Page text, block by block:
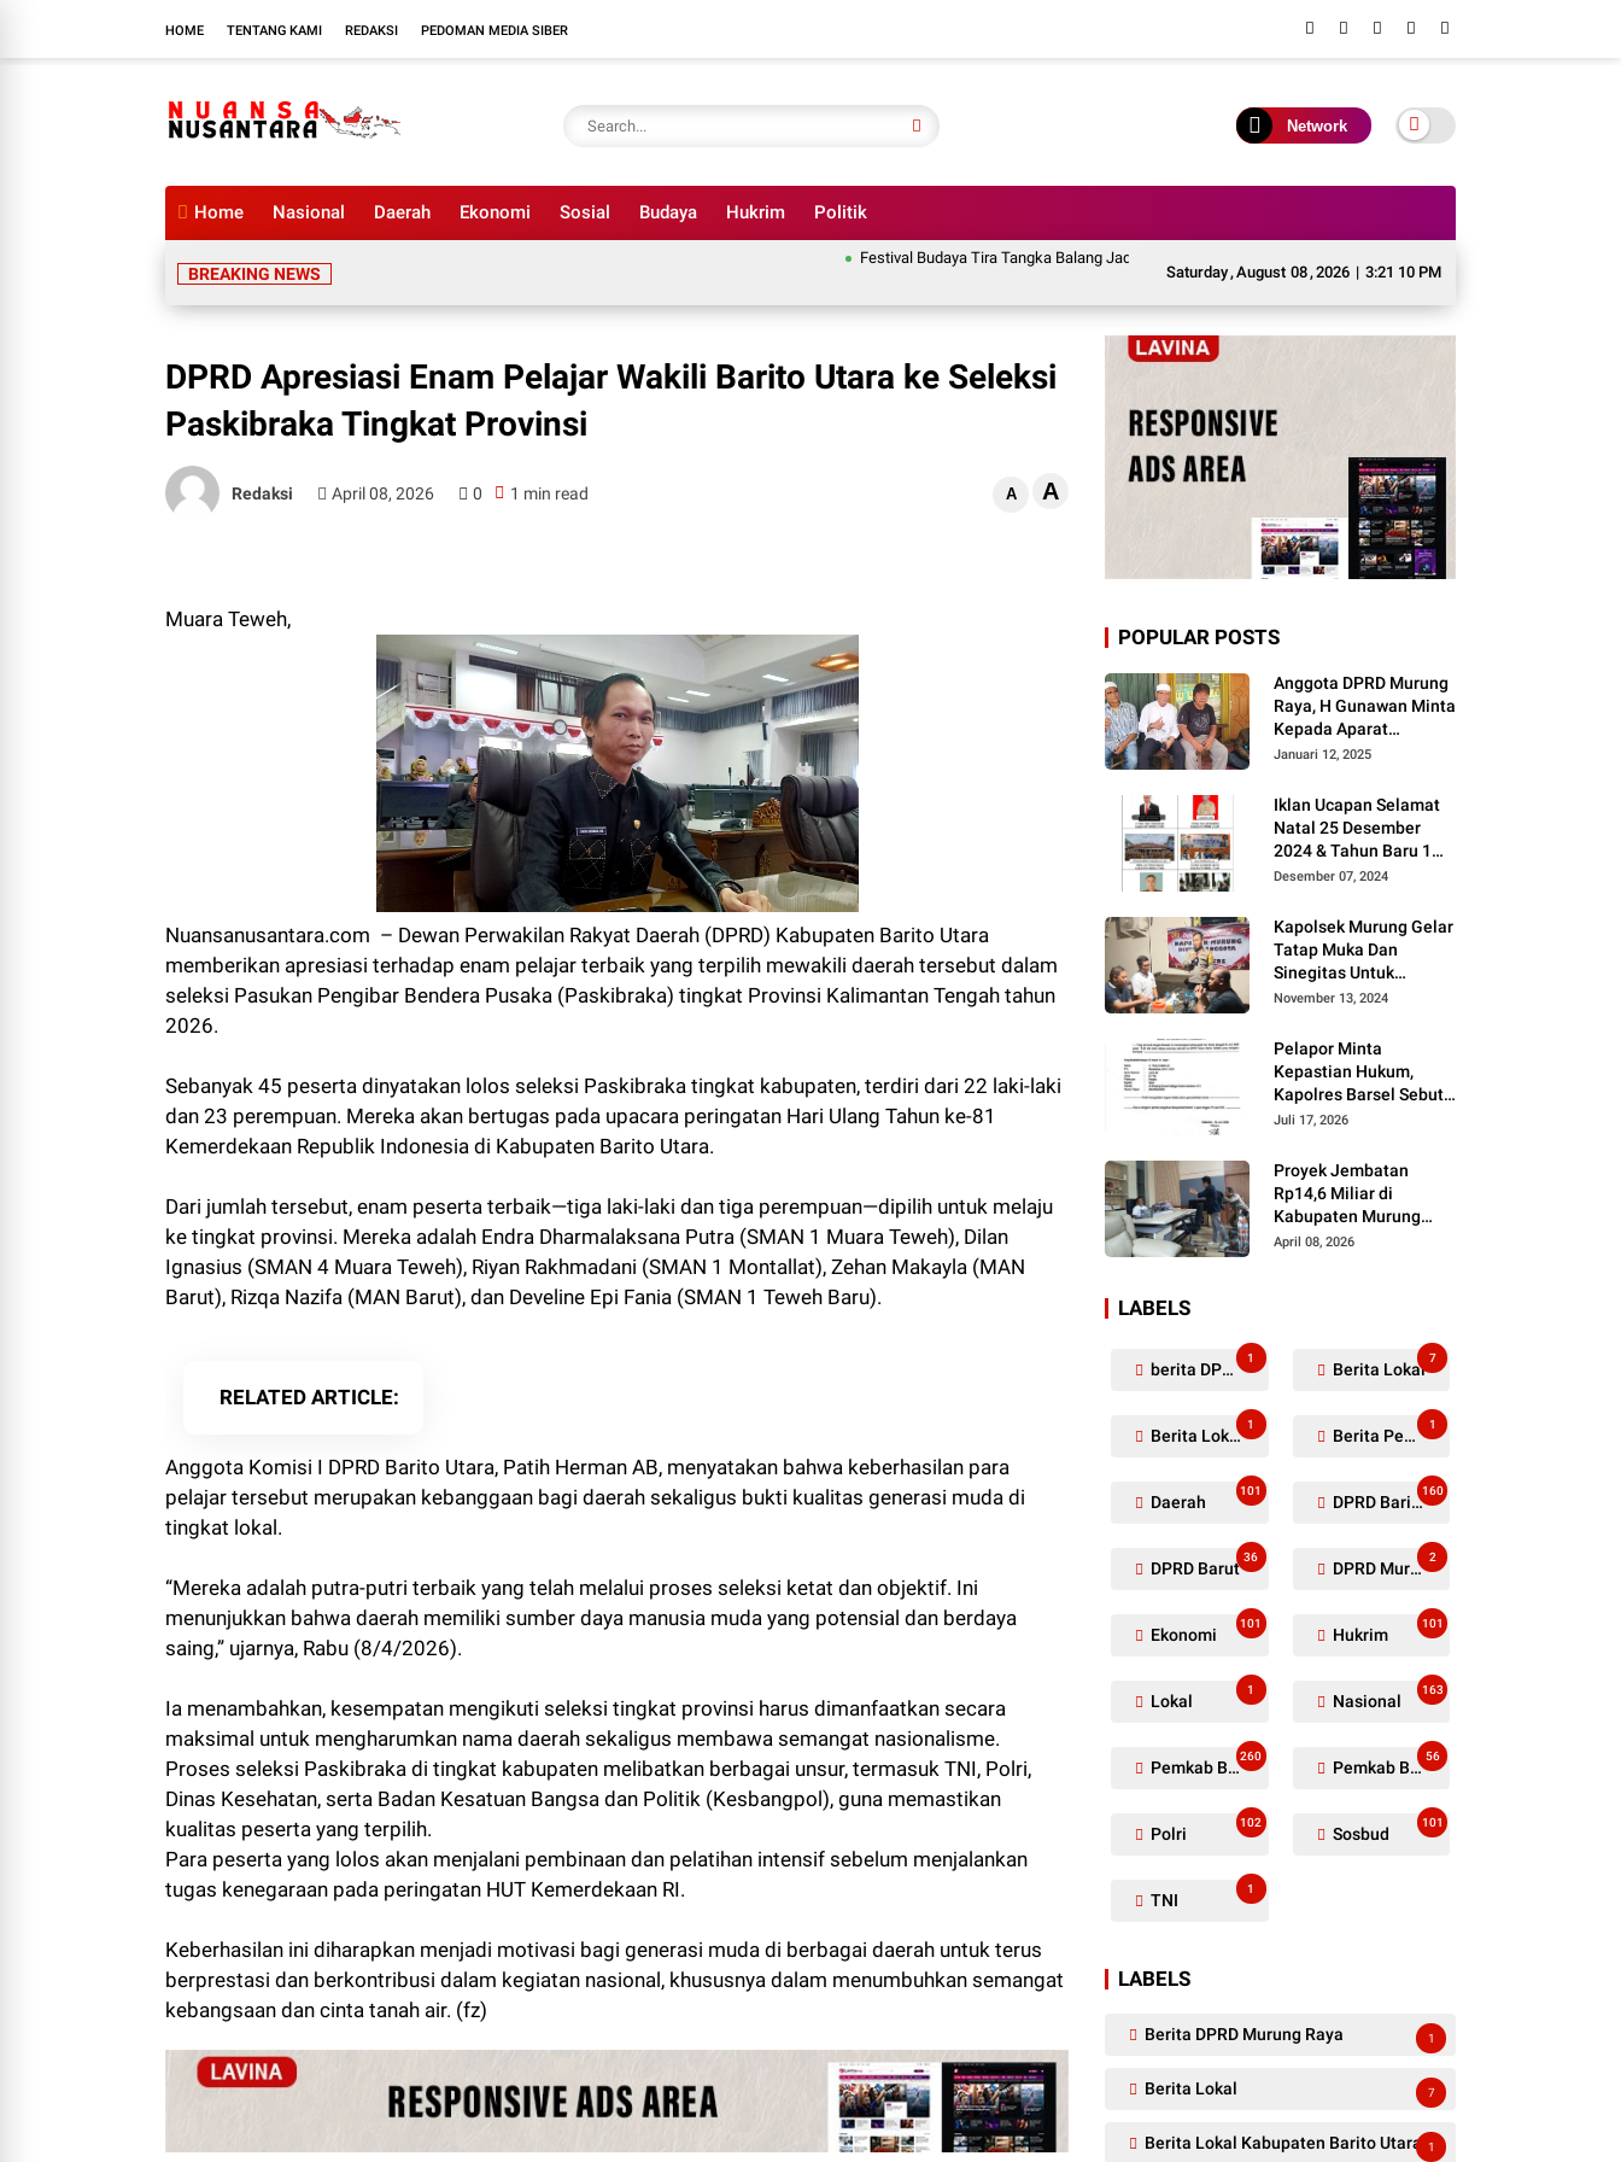
HOME TENTANG KAMI REDAKSI PEDOMAN MEDIA SIBER
Network
Home Nasional Daerah Ekonomi Sosial Budaya Hukrim Politik
Saturday,August 08,2026 | 3:21 10 PM
BREAKING NEWS
Festival Budaya Tira Tangka Balang Jadi Momentum Menghidupkan Jati Diri dan Melestarikan Warisan Leluhur
DPRD Apresiasi Enam Pelajar Wakili Barito Utara ke Seleksi
Paskibraka Tingkat Provinsi
Redaksi April 08, 2026 0 1 min read A A
Muara Teweh,
Nuansanusantara.com – Dewan Perwakilan Rakyat Daerah (DPRD) Kabupaten Barito Utara
memberikan apresiasi terhadap enam pelajar terbaik yang terpilih mewakili daerah tersebut dalam
seleksi Pasukan Pengibar Bendera Pusaka (Paskibraka) tingkat Provinsi Kalimantan Tengah tahun
2026.
Sebanyak 45 peserta dinyatakan lolos seleksi Paskibraka tingkat kabupaten, terdiri dari 22 laki-laki
dan 23 perempuan. Mereka akan bertugas pada upacara peringatan Hari Ulang Tahun ke-81
Kemerdekaan Republik Indonesia di Kabupaten Barito Utara.
Dari jumlah tersebut, enam peserta terbaik—tiga laki-laki dan tiga perempuan—dipilih untuk melaju
ke tingkat provinsi. Mereka adalah Endra Dharmalaksana Putra (SMAN 1 Muara Teweh), Dilan
Ignasius (SMAN 4 Muara Teweh), Riyan Rakhmadani (SMAN 1 Montallat), Zehan Makayla (MAN
Barut), Rizqa Nazifa (MAN Barut), dan Develine Epi Fania (SMAN 1 Teweh Baru).
RELATED ARTICLE
Anggota Komisi I DPRD Barito Utara, Patih Herman AB, menyatakan bahwa keberhasilan para
pelajar tersebut merupakan kebanggaan bagi daerah sekaligus bukti kualitas generasi muda di
tingkat lokal.
“Mereka adalah putra-putri terbaik yang telah melalui proses seleksi ketat dan objektif. Ini
menunjukkan bahwa daerah memiliki sumber daya manusia muda yang potensial dan berdaya
saing,” ujarnya, Rabu (8/4/2026).
Ia menambahkan, kesempatan mengikuti seleksi tingkat provinsi harus dimanfaatkan secara
maksimal untuk mengharumkan nama daerah sekaligus membawa semangat nasionalisme.
Proses seleksi Paskibraka di tingkat kabupaten melibatkan berbagai unsur, termasuk TNI, Polri,
Dinas Kesehatan, serta Badan Kesatuan Bangsa dan Politik (Kesbangpol), guna memastikan
kualitas peserta yang terpilih.
Para peserta yang lolos akan menjalani pembinaan dan pelatihan intensif sebelum menjalankan
tugas kenegaraan pada peringatan HUT Kemerdekaan RI.
Keberhasilan ini diharapkan menjadi motivasi bagi generasi muda di berbagai daerah untuk terus
berprestasi dan berkontribusi dalam kegiatan nasional, khususnya dalam menumbuhkan semangat
kebangsaan dan cinta tanah air. (fz)
POPULAR POSTS
Anggota DPRD Murung
Raya, H Gunawan Minta
Kepada Aparat
Berantas judi dan
Instruksi Presiden RI
Januari 12, 2025
Iklan Ucapan Selamat
Natal 25 Desember
2024 & Tahun Baru 1
Januari 2025
Desember 07, 2024
Kapolsek Murung Gelar
Tatap Muka Dan
Sinegitas Untuk
Menjaga Situasi
Kondusif Dengan Insan
Pers
November 13, 2024
Pelapor Minta
Kepastian Hukum,
Kapolres Barsel Sebut
Dugaan Penyerobotan
Juli 17, 2026
Proyek Jembatan
Rp14,6 Miliar di
Kabupaten Murung
Raya Mangkrak,
April 08, 2026
LABELS
berita DPRD Murung Raya
1
Berita Lokal
7
Berita Lokal Kabupaten Barito Utara
1
Berita Pemkab Murung Raya
1
Daerah
101
DPRD Barito Utara
160
DPRD Barut
36
DPRD Murung Raya
2
Ekonomi
101
Hukrim
101
Lokal
1
Nasional
163
Pemkab Barito Utara
260
Pemkab Barut
56
Polri
102
Sosbud
101
TNI
1
LABELS
Berita DPRD Murung Raya 1
Berita Lokal 7
Berita Lokal Kabupaten Barito Utara 1